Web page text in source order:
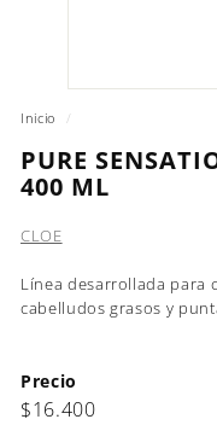
Inicio /
PURE
400 ML
CLOE
Línea desarrollada para
cabelludos grasos y
Precio
Precio
$16.400$16.400